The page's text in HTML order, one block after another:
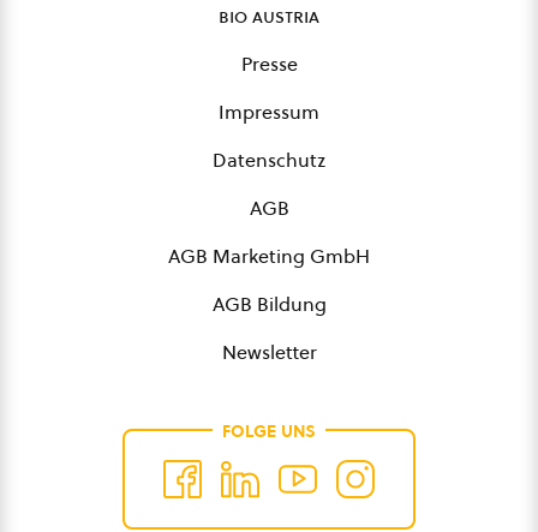
bio austria
Presse
Impressum
Datenschutz
AGB
AGB Marketing GmbH
AGB Bildung
Newsletter
FOLGE UNS